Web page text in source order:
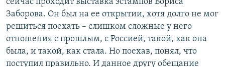
сейчас проходит выставка эстампов Бориса
Заборова. Он был на ее открытии, хотя долго не мог
решиться поехать – слишком сложные у него
отношения с прошлым, с Россией, такой, как она
была, и такой, как стала. Но поехав, понял, что
поступил правильно. И данное другу обещание